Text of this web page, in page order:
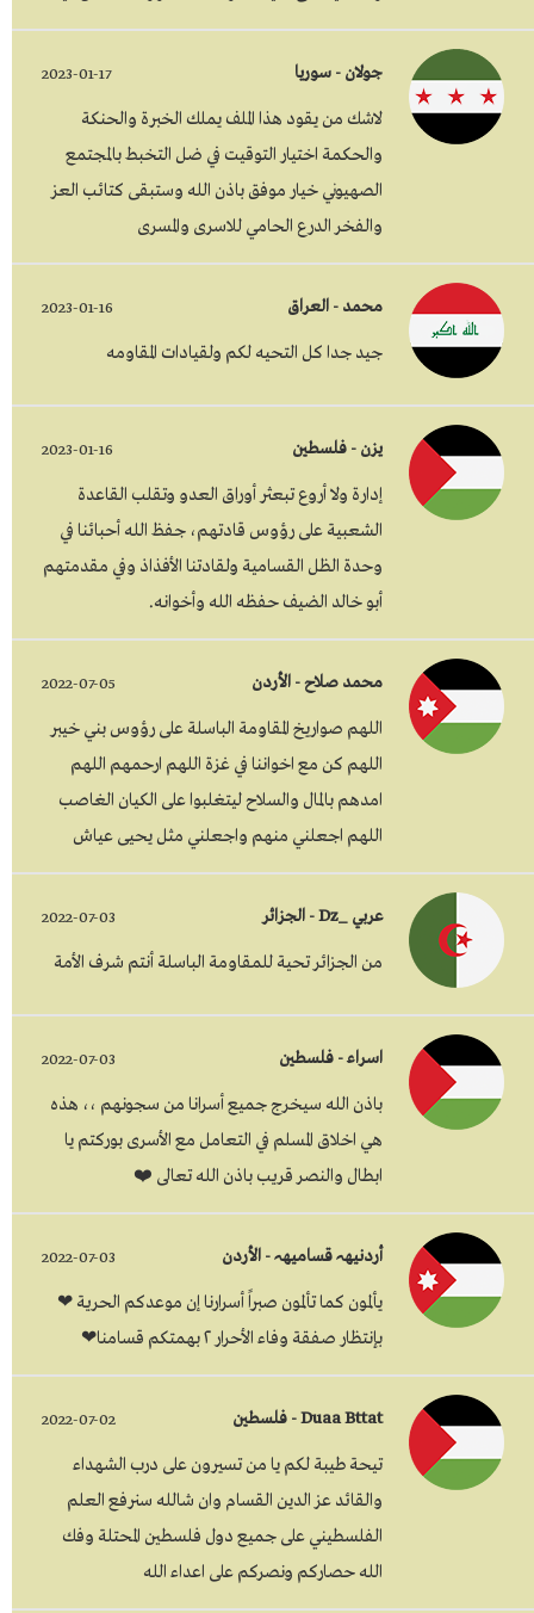
جولان - سوريا 2023-01-17
لاشك من يقود هذا الملف يملك الخبرة والحنكة
والحكمة اختيار التوقيت في ضل التخبط بالمجتمع
الصهيوني خيار موفق باذن الله وستبقى كتائب العز
والفخر الدرع الحامي للاسرى والمسرى
محمد - العراق 2023-01-16
جيد جدا كل التحيه لكم ولقيادات المقاومه
يزن - فلسطين 2023-01-16
إدارة ولا أروع تبعثر أوراق العدو وتقلب القاعدة
الشعبية على رؤوس قادتهم، جفظ الله أحبائنا في
وحدة الظل القسامية ولقادتنا الأفذاذ وفي مقدمتهم
أبو خالد الضيف حفظه الله وأخوانه.
محمد صلاح - الأردن 2022-07-05
اللهم صواريخ المقاومة الباسلة على رؤوس بني خيبر
اللهم كن مع اخواننا في غزة اللهم ارحمهم اللهم
امدهم بالمال والسلاح ليتغلبوا على الكيان الغاصب
اللهم اجعلني منهم واجعلني مثل يحيى عياش
عربي _Dz - الجزائر 2022-07-03
من الجزائر تحية للمقاومة الباسلة أنتم شرف الأمة
اسراء - فلسطين 2022-07-03
باذن الله سيخرج جميع أسرانا من سجونهم ،، هذه
هي اخلاق المسلم في التعامل مع الأسرى بوركتم يا
ابطال والنصر قريب باذن الله تعالى ❤️
أردنيھہ قساميھہ - الأردن 2022-07-03
يألمون كما تألمون صبراً أسرارنا إن موعدكم الحرية ❤
بإنتظار صفقة وفاء الأحرار ٢ بهمتكم قسامنا❤
Duaa Bttat - فلسطين 2022-07-02
تيحة طيبة لكم يا من تسيرون على درب الشهداء
والقائد عز الدين القسام وان شالله سنرفع العلم
الفلسطيني على جميع دول فلسطين المحتلة وفك
الله حصاركم ونصركم على اعداء الله